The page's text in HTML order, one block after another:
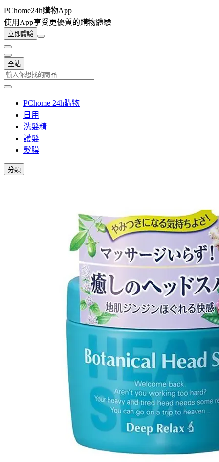
PChome24h購物App
使用App享受更優質的購物體驗
立即體驗
全站
PChome 24h購物
日用
洗髮精
護髮
髮膜
分類